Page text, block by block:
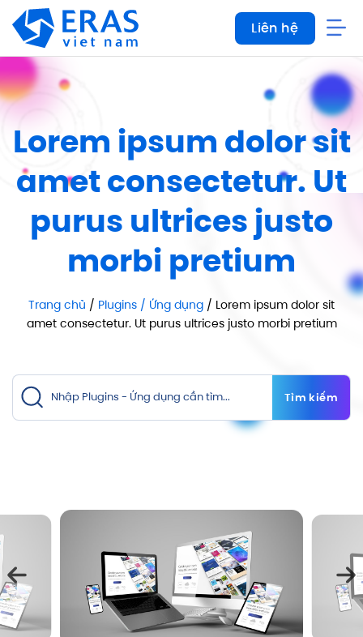
qua
dung
Liên hệ
Lorem ipsum dolor sit
amet consectetur. Ut
purus ultrices justo
morbi pretium
Trang chủ / Plugins / Ứng dụng / Lorem ipsum dolor sit
amet consectetur. Ut purus ultrices justo morbi pretium
Tìm kiếm